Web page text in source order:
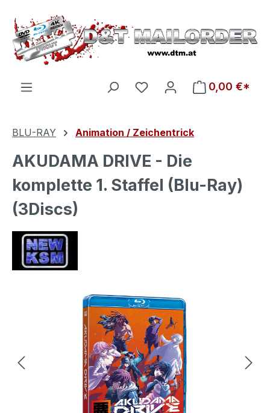
Zum Hauptinhalt springen
Du hast 0 Produkte auf
0,00 €*
BLU-RAY Animation / Zeichentrick
AKUDAMA DRIVE - Die
komplette 1. Staffel (Blu-Ray)
(3Discs)
Bildergalerie überspringen